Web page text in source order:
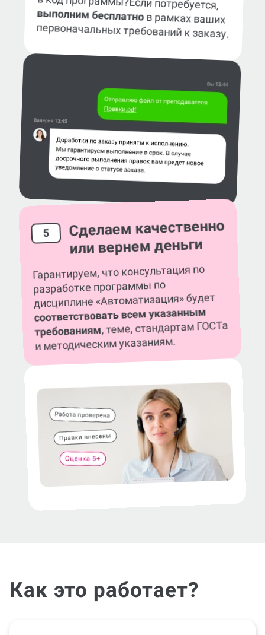
Если потребуется,
выполним бесплатнов рамках ваших
первоначальных требований к заказу.
5 Сделаем качественно
или вернем деньги
Гарантируем, что консультация по
разработке программы по
дисциплине «Автоматизация» будет
соответствовать всем указанным
требованиям, теме, стандартам ГОСТа
и методическим указаниям.
Как это работает?